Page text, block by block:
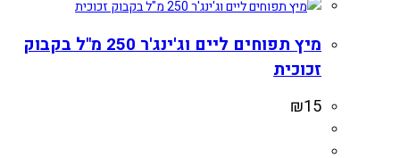
מיץ תפוחים ליים וג'ינג'ר 250 מ"ל בקבוק
זכוכית
₪15